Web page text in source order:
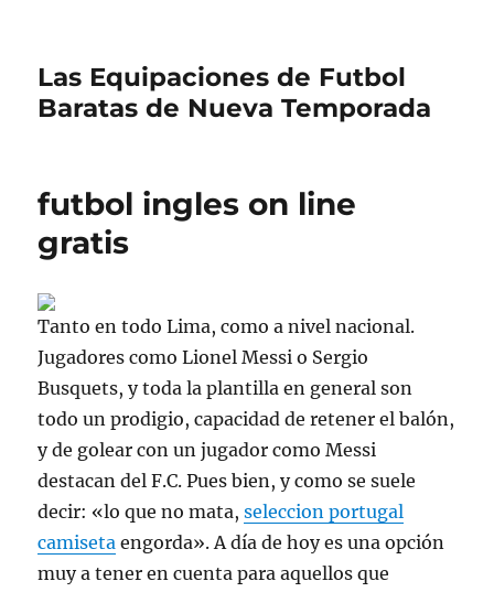
Las Equipaciones de Futbol
Baratas de Nueva Temporada
futbol ingles on line
gratis
Tanto en todo Lima, como a nivel nacional.
Jugadores como Lionel Messi o Sergio
Busquets, y toda la plantilla en general son
todo un prodigio, capacidad de retener el balón,
y de golear con un jugador como Messi
destacan del F.C. Pues bien, y como se suele
decir: «lo que no mata,seleccion portugal
camiseta engorda». A día de hoy es una opción
muy a tener en cuenta para aquellos que